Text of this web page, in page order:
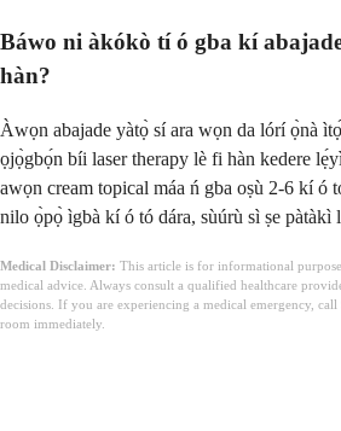
Báwo ni àkókò tí ó gba kí
hàn?
Àwọn abajade yàtọ̀ sí ara wọn da lórí ọ̀nà
ọjọ̀gbọ́n bíi laser therapy lè fi hàn kedere
awọn cream topical máa ń gba oṣù 2-6 kí ó
nilo ọ̀pọ̀ ìgbà kí ó tó dára, sùúrù sì ṣe pàtàkì
Medical Disclaimer: This article is for informational
medical advice. Always consult a qualified healthcare
decisions. If you are experiencing a medical emergency,
room immediately.